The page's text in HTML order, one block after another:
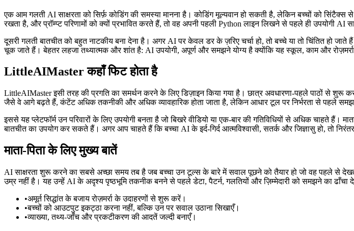
एक आम गलती AI साक्षरता को सिर्फ़ कोडिंग की समस्या मानना है। कोडिंग मूल्यवान हो सकती है, लेकिन बच्चों को
रखता है, और प्रॉम्प्ट परिणामों को क्यों प्रभावित करते हैं, तो वह अपनी पहली Python लाइन लिखने से पहले ही उपयोगी AI
दूसरी गलती बातचीत को बहुत नाटकीय बना देना है। अगर AI पर केवल डर के ज़रिए चर्चा हो, तो बच्चे या तो चिंतित हो
चूक जाते हैं। बेहतर लहजा तथ्यात्मक और शांत है: AI उपयोगी, अपूर्ण और समझने योग्य है क्योंकि यह स्कूल, काम और
LittleAIMaster कहाँ फिट होता है
LittleAIMaster इसी तरह की प्रगति का समर्थन करने के लिए डिज़ाइन किया गया है। छात्र अवधारणा-पहले पाठों से
जैसे वे आगे बढ़ते हैं, कंटेंट अधिक तकनीकी और अधिक व्यावहारिक होता जाता है, लेकिन आधार टूल पर निर्भरता से पहले समझ
इससे यह प्लेटफॉर्म उन परिवारों के लिए उपयोगी बनता है जो बिखरे वीडियो या एक-बार की गतिविधियों से अधिक चाहते
बातचीत का उपयोग कर सकते हैं। अगर आप चाहते हैं कि बच्चा AI के इर्द-गिर्द आत्मविश्वासी, सतर्क और जिज्ञासु हो, तो
माता-पिता के लिए मुख्य बातें
AI साक्षरता शुरू करने का सबसे अच्छा समय तब है जब बच्चा उन टूल्स के बारे में सवाल पूछने को तैयार हो जो वह पहले से
उम्र नहीं है। यह उन्हें AI के अदृश्य पृष्ठभूमि तकनीक बनने से पहले डेटा, पैटर्न, गलतियों और ज़िम्मेदारी को समझने का ढाँचा
•अमूर्त सिद्धांत के बजाय रोज़मर्रा के उदाहरणों से शुरू करें।
•बच्चों को आउटपुट इकट्ठा करना नहीं, बल्कि उन पर सवाल उठाना सिखाएँ।
•व्याख्या, तथ्य-जाँच और प्रकटीकरण की आदतें जल्दी बनाएँ।